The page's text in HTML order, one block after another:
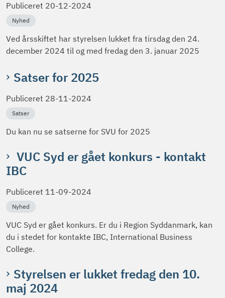
Publiceret 20-12-2024
Nyhed
Ved årsskiftet har styrelsen lukket fra tirsdag den 24.
december 2024 til og med fredag den 3. januar 2025
Satser for 2025
Publiceret 28-11-2024
Satser
Du kan nu se satserne for SVU for 2025
VUC Syd er gået konkurs - kontakt
IBC
Publiceret 11-09-2024
Nyhed
VUC Syd er gået konkurs. Er du i Region Syddanmark, kan
du i stedet for kontakte IBC, International Business
College.
Styrelsen er lukket fredag den 10.
maj 2024